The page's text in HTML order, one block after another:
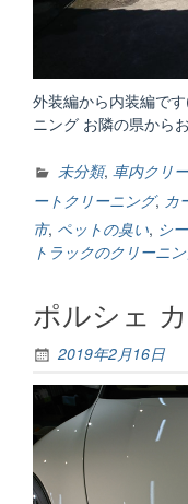
外装編から内装編で
ニング お隣の県から
未分類, 車内クリ
ートクリーニング, カ
市, ペットの臭い, シ
トラックのクリーニ
ポルシェ
2019年2月16日